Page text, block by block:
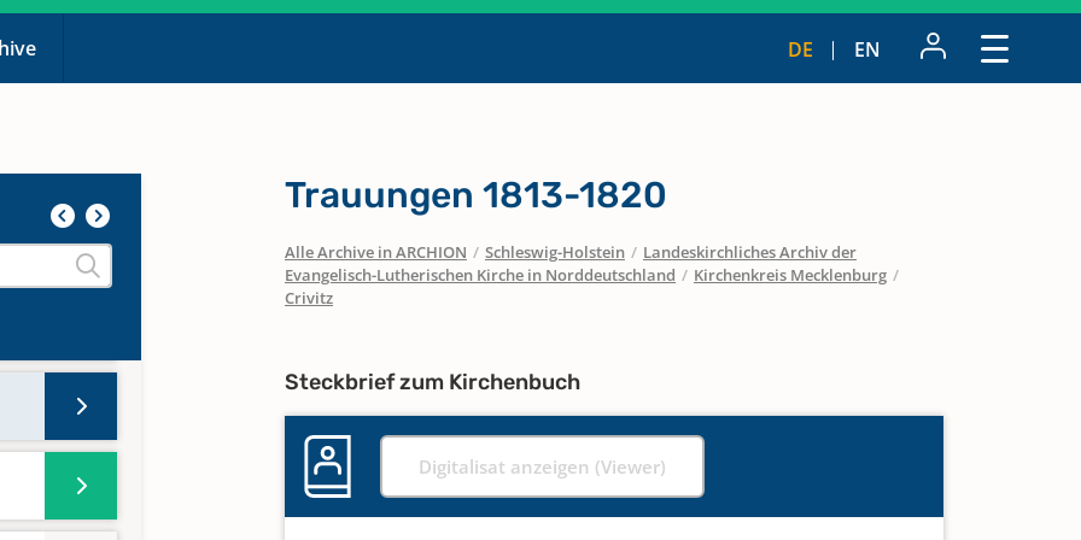
DE EN
Trauungen 1813-1820
Alle Archive in ARCHION / Schleswig-Holstein / Landeskirchliches Archiv der
Evangelisch-Lutherischen Kirche in Norddeutschland / Kirchenkreis Mecklenburg /
Crivitz
Steckbrief zum Kirchenbuch
Digitalisat anzeigen (Viewer)